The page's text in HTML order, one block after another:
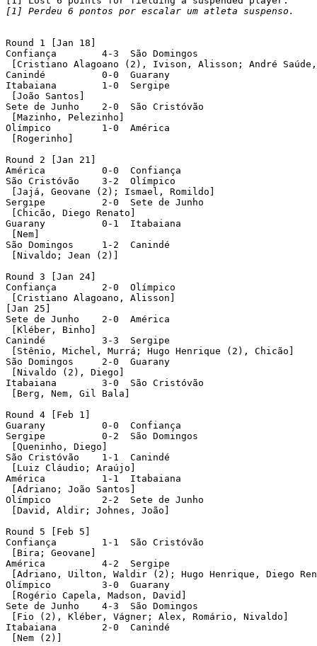
[1] Perdeu 6 pontos por escalar um atleta suspenso.
Round 1 [Jan 18]
Confiança	 4-3  São Domingos
[Cristiano Alagoano (2), Ivison, Alisson; André
Canindé		 0-0  Guarany
Itabaiana	 1-0  Sergipe
[João Santos]
Sete de Junho	 2-0  São Cristóvão
[Mazinho, Pelezinho]
Olímpico	 1-0  América
[Rogerinho]
Round 2 [Jan 21]
América		 0-0  Confiança
São Cristóvão	 3-2  Olímpico
[Jajá, Geovane (2); Ismael, Romildo]
Sergipe		 2-0  Sete de Junho
[Chicão, Diego Renato]
Guarany		 0-1  Itabaiana
[Nem]
São Domingos	 1-2  Canindé
[Nivaldo; Jean (2)]
Round 3 [Jan 24]
Confiança	 2-0  Olímpico
[Cristiano Alagoano, Alisson]
[Jan 25]
Sete de Junho	 2-0  América
[Kléber, Binho]
Canindé		 3-3  Sergipe
[Stênio, Michel, Murrá; Hugo Henrique (2), Chicão]
São Domingos	 2-0  Guarany
[Nivaldo (2), Diego]
Itabaiana	 3-0  São Cristóvão
[Berg, Nem, Gil Bala]
Round 4 [Feb 1]
Guarany		 0-0  Confiança
Sergipe		 0-2  São Domingos
[Queninho, Diego]
São Cristóvão	 1-1  Canindé
[Luiz Cláudio; Araújo]
América		 1-1  Itabaiana
[Adriano; João Santos]
Olímpico	 2-2  Sete de Junho
[David, Aldir; Johnes, João]
Round 5 [Feb 5]
Confiança	 1-1  São Cristóvão
[Bira; Geovane]
América		 4-2  Sergipe
[Adriano, Uilton, Waldir (2); Hugo Henrique, Diego
Olímpico	 3-0  Guarany
[Rogério Capela, Madson, David]
Sete de Junho	 4-3  São Domingos
[Fio (2), Kléber, Vágner; Alex, Romário, Nivaldo]
Itabaiana	 2-0  Canindé
[Nem (2)]